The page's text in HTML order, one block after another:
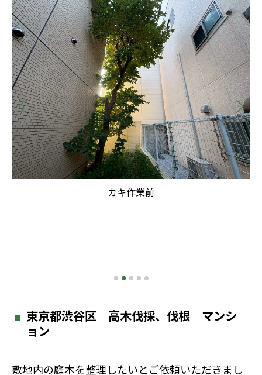
東京都渋谷区 高木伐採、伐根 マンシ
ョン
敷地内の庭木を整理したいとご依頼いただきまし